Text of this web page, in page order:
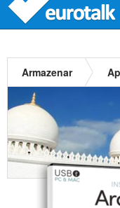
Armazenar